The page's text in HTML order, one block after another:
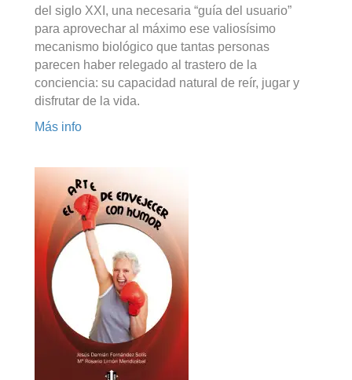
del siglo XXI, una necesaria “guía del usuario”
para aprovechar al máximo ese valiosísimo
mecanismo biológico que tantas personas
parecen haber relegado al trastero de la
conciencia: su capacidad natural de reír, jugar y
disfrutar de la vida.
Más info